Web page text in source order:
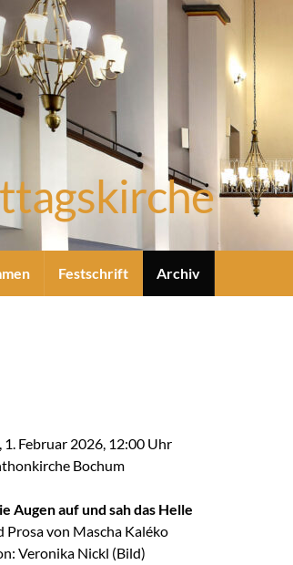
Festschrift Archiv
1. Februar 2026, 12:00 Uhr
Bochum
Augen auf und sah das Helle
Prosa von Mascha Kaléko
Veronika Nickl (Bild)